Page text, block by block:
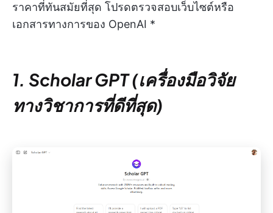
ราคาที่ทันสมัยที่สุด โปรดตรวจสอบเว็บไซต์หรือ
เอกสารทางการของ OpenAI *
1. Scholar GPT (เครื่องมือวิจัย
ทางวิชาการที่ดีที่สุด)